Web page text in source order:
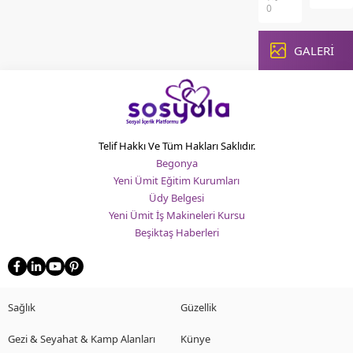
kasımpatı
çiçeği,
0
en
GALERİ
Telif Hakkı Ve Tüm Hakları Saklıdır.
Begonya
Yeni Ümit Eğitim Kurumları
Üdy Belgesi
Yeni Ümit İş Makineleri Kursu
Beşiktaş Haberleri
Sağlık Güzellik
Gezi & Seyahat & Kamp Alanları Künye